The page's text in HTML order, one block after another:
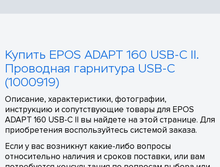
Купить EPOS ADAPT 160 USB-C II.
Проводная гарнитура USB-C
(1000919)
Описание, характеристики, фотографии,
инструкцию и сопутствующие товары для EPOS
ADAPT 160 USB-C II вы найдете на этой странице. Для
приобретения воспользуйтесь системой заказа.
Если у вас возникнут какие-либо вопросы
относительно наличия и сроков поставки, или вам